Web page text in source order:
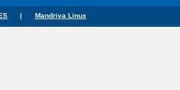
| Mandriva Linux